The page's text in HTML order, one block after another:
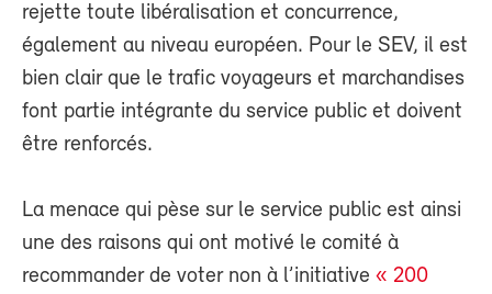
rejette toute libéralisation et concurrence,
également au niveau européen. Pour le SEV, il est
bien clair que le trafic voyageurs et marchandises
font partie intégrante du service public et doivent
être renforcés.
La menace qui pèse sur le service public est ainsi
une des raisons qui ont motivé le comité à
recommander de voter non à l’initiative « 200